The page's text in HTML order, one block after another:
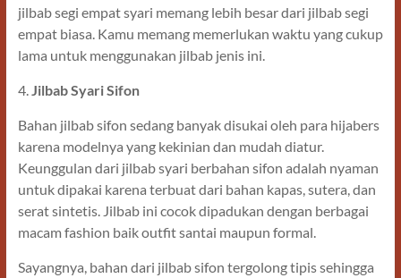
jilbab segi empat syari memang lebih besar dari jilbab segi
empat biasa. Kamu memang memerlukan waktu yang cukup
lama untuk menggunakan jilbab jenis ini.
4. Jilbab Syari Sifon
Bahan jilbab sifon sedang banyak disukai oleh para hijabers
karena modelnya yang kekinian dan mudah diatur.
Keunggulan dari jilbab syari berbahan sifon adalah nyaman
untuk dipakai karena terbuat dari bahan kapas, sutera, dan
serat sintetis. Jilbab ini cocok dipadukan dengan berbagai
macam fashion baik outfit santai maupun formal.
Sayangnya, bahan dari jilbab sifon tergolong tipis sehingga